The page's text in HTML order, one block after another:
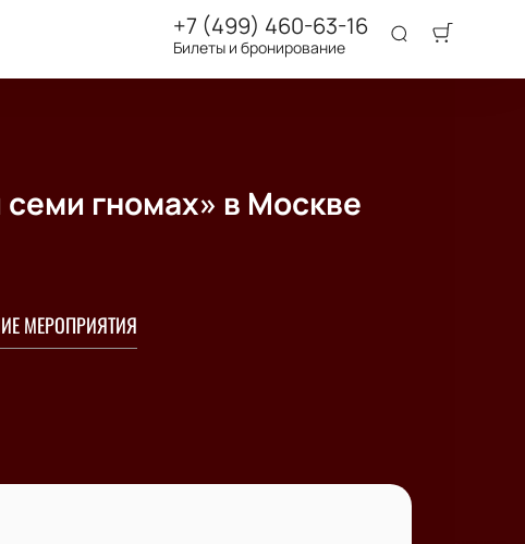
+7 (499) 460-63-16
Билеты и бронирование
гномах» в Москве
МЕРОПРИЯТИЯ